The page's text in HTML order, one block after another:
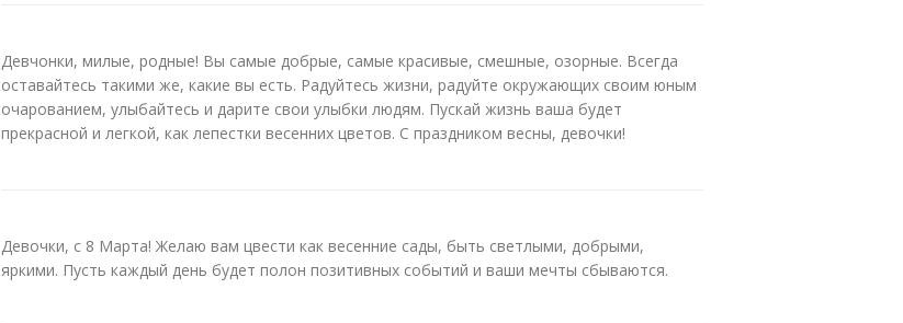
Девчонки, милые, родные! Вы самые добрые, самые красивые, смешные, озорные. Всегда
оставайтесь такими же, какие вы есть. Радуйтесь жизни, радуйте окружающих своим юным
очарованием, улыбайтесь и дарите свои улыбки людям. Пускай жизнь ваша будет
прекрасной и легкой, как лепестки весенних цветов. С праздником весны, девочки!
Девочки, с 8 Марта! Желаю вам цвести как весенние сады, быть светлыми, добрыми,
яркими. Пусть каждый день будет полон позитивных событий и ваши мечты сбываются.